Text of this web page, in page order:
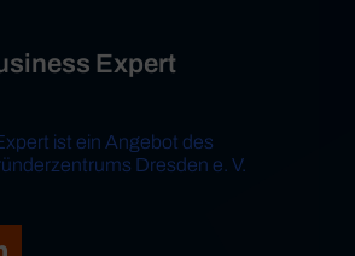
Expert
ist ein Angebot des
Dresden e. V.